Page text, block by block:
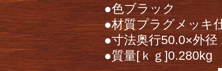
●色ブラック
●材質プラグメッキ
●寸法奥行50.0×外
●質量[ｋｇ]0.280kg